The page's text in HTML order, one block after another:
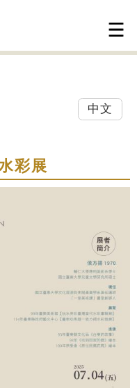
中文
彩展